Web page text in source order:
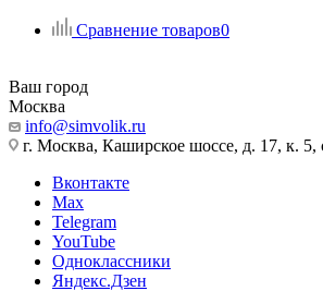
Сравнение товаров0
Ваш город
Москва
info@simvolik.ru
г. Москва, Каширское шоссе, д. 17, к. 5,
Вконтакте
Max
Telegram
YouTube
Одноклассники
Яндекс.Дзен